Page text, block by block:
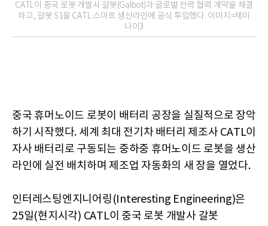
CATL이 중국 로봇 개발사 갈봇(Galbot)과 글로벌 전략 협력 계약을 체결
하고, 갈봇 S1을 CATL 스마트 생산라인에 공식 투입했다. 이미지=제미
나이3
중국 휴머노이드 로봇이 배터리 공장을 실질적으로 장악
하기 시작했다. 세계 최대 전기차 배터리 제조사 CATL이
자사 배터리로 구동되는 중하중 휴머노이드 로봇을 생산
라인에 실전 배치하며 제조업 자동화의 새 장을 열었다.
인터레스팅엔지니어링(Interesting Engineering)은
25일(현지시각) CATL이 중국 로봇 개발사 갈봇